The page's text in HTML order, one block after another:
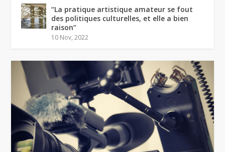
“La pratique artistique amateur se fout
des politiques culturelles, et elle a bien
raison”
10 Nov, 2022